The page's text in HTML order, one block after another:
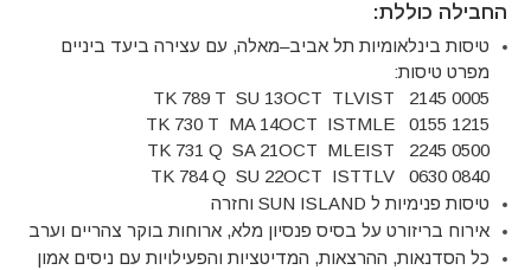
החבילה כוללת:
טיסות בינלאומיות תל אביב–מאלה, עם עצירה ביעד ביניים
מפרט טיסות:
TK 789 T SU 13OCT TLVIST 2145 0005
TK 730 T MA 14OCT ISTMLE 0155 1215
TK 731 Q SA 21OCT MLEIST 2245 0500
TK 784 Q SU 22OCT ISTTLV 0630 0840
טיסות פנימיות ל
וחזרה
אירוח בריזורט על בסיס פנסיון מלא, ארוחות בוקר צהריים וערב
כל הסדנאות, ההרצאות, המדיטציות והפעילויות עם ניסים אמון